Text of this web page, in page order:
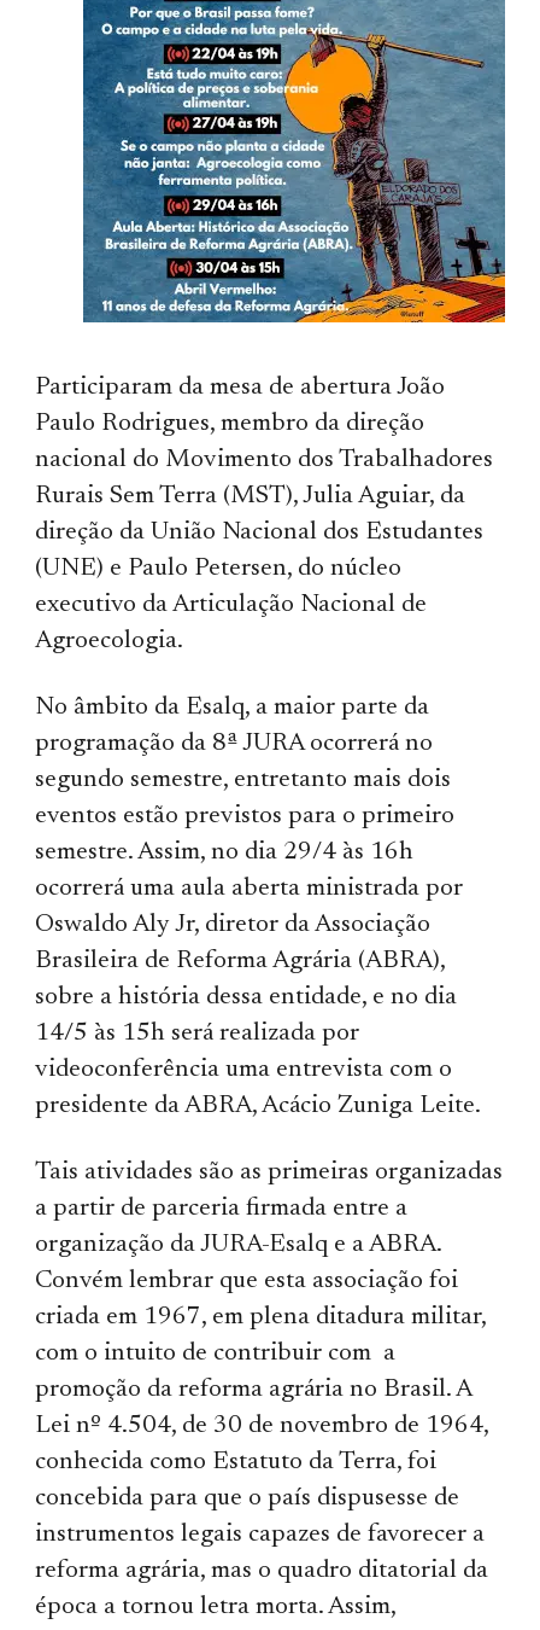
Participaram da mesa de abertura João
Paulo Rodrigues, membro da direção
nacional do Movimento dos Trabalhadores
Rurais Sem Terra (MST), Julia Aguiar, da
direção da União Nacional dos Estudantes
(UNE) e Paulo Petersen, do núcleo
executivo da Articulação Nacional de
Agroecologia.
No âmbito da Esalq, a maior parte da
programação da 8ª JURA ocorrerá no
segundo semestre, entretanto mais dois
eventos estão previstos para o primeiro
semestre. Assim, no dia 29/4 às 16h
ocorrerá uma aula aberta ministrada por
Oswaldo Aly Jr, diretor da Associação
Brasileira de Reforma Agrária (ABRA),
sobre a história dessa entidade, e no dia
14/5 às 15h será realizada por
videoconferência uma entrevista com o
presidente da ABRA, Acácio Zuniga Leite.
Tais atividades são as primeiras organizadas
a partir de parceria firmada entre a
organização da JURA-Esalq e a ABRA.
Convém lembrar que esta associação foi
criada em 1967, em plena ditadura militar,
com o intuito de contribuir com a
promoção da reforma agrária no Brasil. A
Lei nº 4.504, de 30 de novembro de 1964,
conhecida como Estatuto da Terra, foi
concebida para que o país dispusesse de
instrumentos legais capazes de favorecer a
reforma agrária, mas o quadro ditatorial da
época a tornou letra morta. Assim,